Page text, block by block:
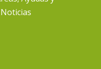
Noticias